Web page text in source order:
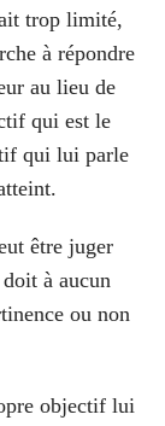
trop limité,
à répondre
au lieu de
qui est le
qui lui parle
être juger
à aucun
ou non
objectif lui